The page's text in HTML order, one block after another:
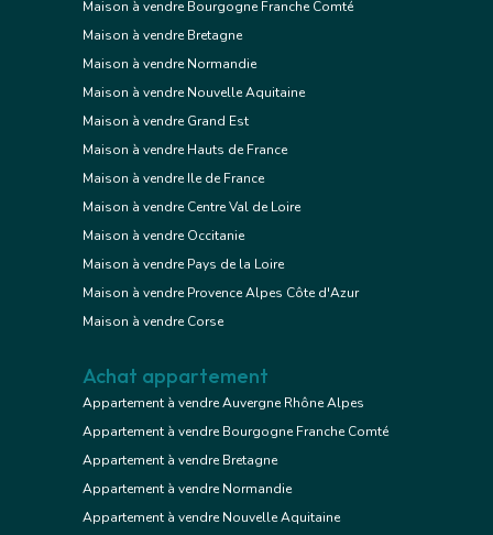
Maison à vendre Bourgogne Franche Comté
Maison à vendre Bretagne
Maison à vendre Normandie
Maison à vendre Nouvelle Aquitaine
Maison à vendre Grand Est
Maison à vendre Hauts de France
Maison à vendre Ile de France
Maison à vendre Centre Val de Loire
Maison à vendre Occitanie
Maison à vendre Pays de la Loire
Maison à vendre Provence Alpes Côte d'Azur
Maison à vendre Corse
Achat appartement
Appartement à vendre Auvergne Rhône Alpes
Appartement à vendre Bourgogne Franche Comté
Appartement à vendre Bretagne
Appartement à vendre Normandie
Appartement à vendre Nouvelle Aquitaine